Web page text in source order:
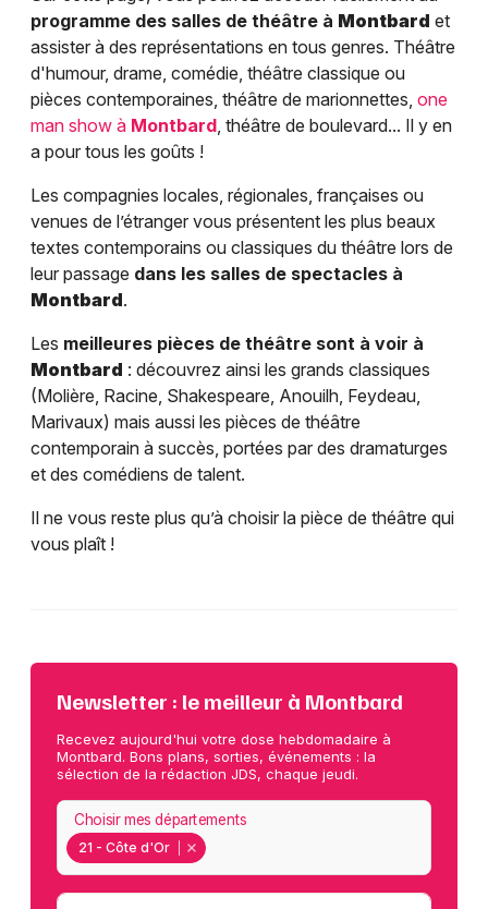
programme des salles de théâtre à Montbard et
assister à des représentations en tous genres. Théâtre
d'humour, drame, comédie, théâtre classique ou
pièces contemporaines, théâtre de marionnettes, one
man show à Montbard, théâtre de boulevard... Il y en
a pour tous les goûts !
Les compagnies locales, régionales, françaises ou
venues de l’étranger vous présentent les plus beaux
textes contemporains ou classiques du théâtre lors de
leur passage dans les salles de spectacles à
Montbard.
Les meilleures pièces de théâtre sont à voir à
Montbard : découvrez ainsi les grands classiques
(Molière, Racine, Shakespeare, Anouilh, Feydeau,
Marivaux) mais aussi les pièces de théâtre
contemporain à succès, portées par des dramaturges
et des comédiens de talent.
Il ne vous reste plus qu’à choisir la pièce de théâtre qui
vous plaît !
Newsletter : le meilleur à Montbard
Recevez aujourd'hui votre dose hebdomadaire à
Montbard. Bons plans, sorties, événements : la
sélection de la rédaction JDS, chaque jeudi.
21 - Côte d'Or
Choisir mes départements